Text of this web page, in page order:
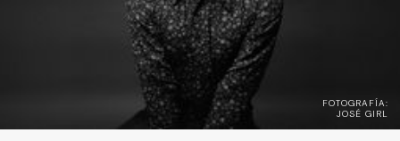
FOTOGRAFÍA:
JOSÉ GIRL